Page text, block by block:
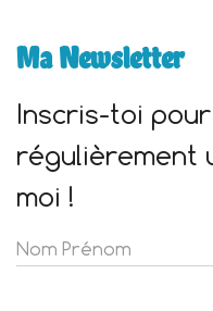
Ma Newsletter
Inscris-toi
régulièrement
moi !